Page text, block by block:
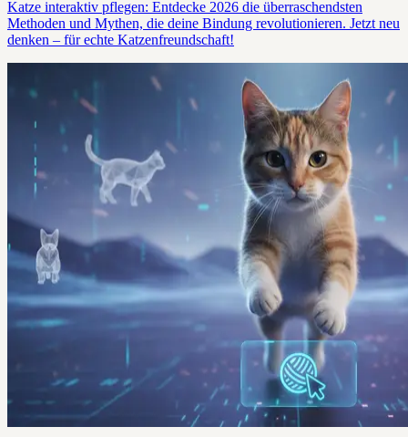
Katze interaktiv pflegen: Entdecke 2026 die überraschendsten
Methoden und Mythen, die deine Bindung revolutionieren. Jetzt neu
denken – für echte Katzenfreundschaft!